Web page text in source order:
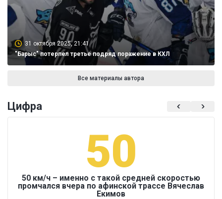
31 октября 2025, 21:41
"Барыс" потерпел третье подряд поражение в КХЛ
Все материалы автора
Цифра
50
50 км/ч – именно с такой средней скоростью
промчался вчера по афинской трассе Вячеслав
Екимов